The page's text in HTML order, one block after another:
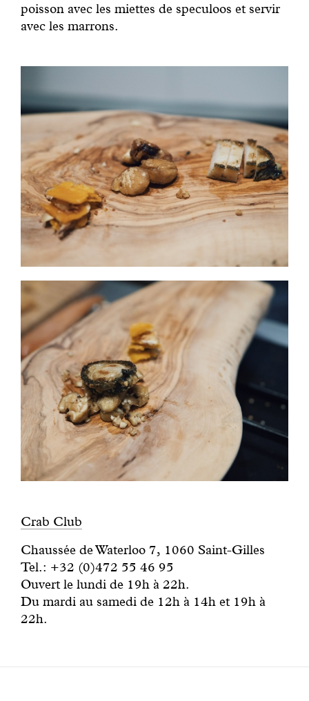
poisson avec les miettes de speculoos et servir
avec les marrons.
Crab Club
Chaussée de Waterloo 7, 1060 Saint-Gilles
Tel.: +32 (0)472 55 46 95
Ouvert le lundi de 19h à 22h.
Du mardi au samedi de 12h à 14h et 19h à
22h.